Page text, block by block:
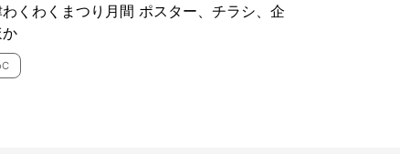
くわくまつり月間 ポスター、チラシ、企